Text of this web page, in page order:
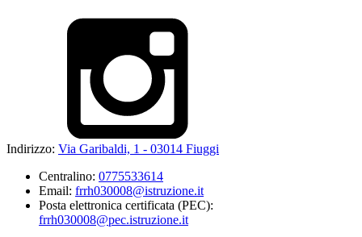
Indirizzo: Via Garibaldi, 1 - 03014 Fiuggi
Centralino: 0775533614
Email: frrh030008@istruzione.it
Posta elettronica certificata (PEC):
frrh030008@pec.istruzione.it